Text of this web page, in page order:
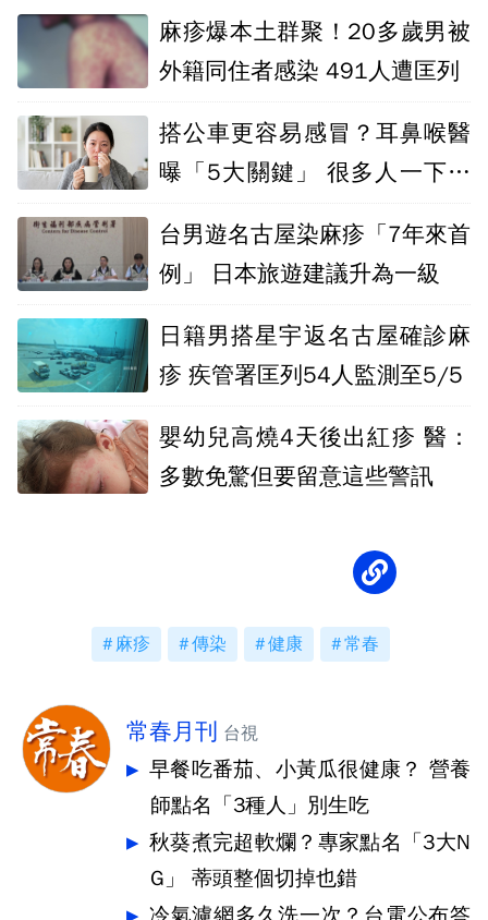
麻疹爆本土群聚！20多歲男被
外籍同住者感染 491人遭匡列
搭公車更容易感冒？耳鼻喉醫
曝「5大關鍵」 很多人一下車
台男遊名古屋染麻疹「7年來首
例」 日本旅遊建議升為一級
日籍男搭星宇返名古屋確診麻
疹 疾管署匡列54人監測至5/5
嬰幼兒高燒4天後出紅疹 醫：
多數免驚但要留意這些警訊
麻疹 傳染 健康 常春
常春月刊 台視
早餐吃番茄、小黃瓜很健康？ 營養
師點名「3種人」別生吃
秋葵煮完超軟爛？專家點名「3大N
G」 蒂頭整個切掉也錯